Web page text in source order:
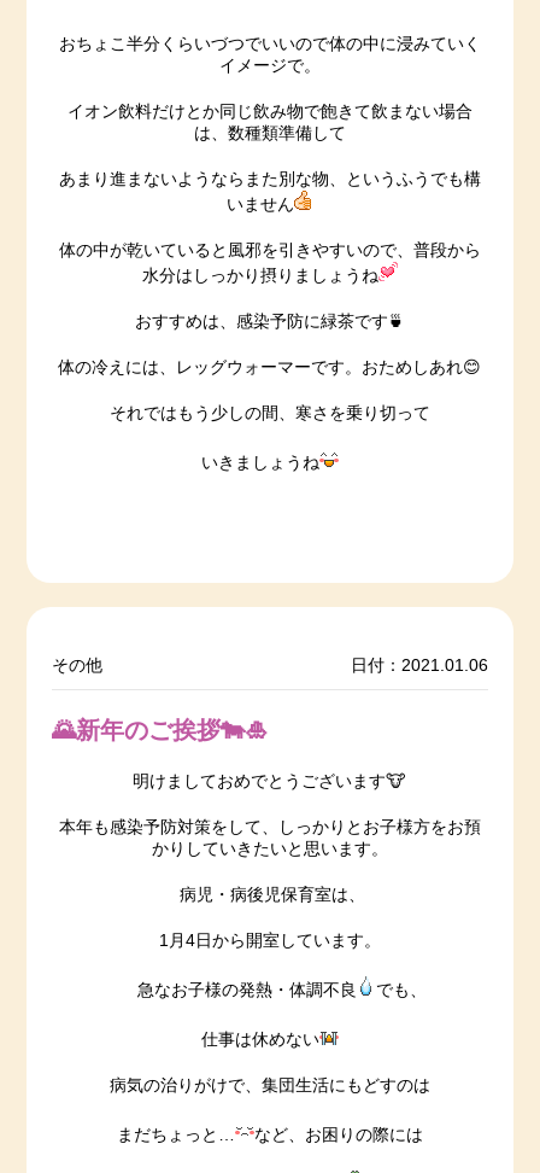
おちょこ半分くらいづつでいいので体の中に浸みていく
イメージで。
イオン飲料だけとか同じ飲み物で飽きて飲まない場合
は、数種類準備して
あまり進まないようならまた別な物、というふうでも構
いません
体の中が乾いていると風邪を引きやすいので、普段から
水分はしっかり摂りましょうね
おすすめは、感染予防に緑茶です🍵
体の冷えには、レッグウォーマーです。おためしあれ😊
それではもう少しの間、寒さを乗り切って
いきましょうね
その他 日付：2021.01.06
🌄新年のご挨拶🐄🎍
明けましておめでとうございます🐮
本年も感染予防対策をして、しっかりとお子様方をお預
かりしていきたいと思います。
病児・病後児保育室は、
1月4日から開室しています。
急なお子様の発熱・体調不良 でも、
仕事は休めない
病気の治りがけで、集団生活にもどすのは
まだちょっと… など、お困りの際には